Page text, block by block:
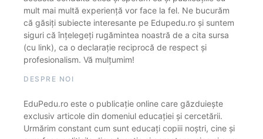
mult mai multă experiență vor face la fel. Ne bucurăm
că găsiți subiecte interesante pe Edupedu.ro și suntem
siguri că înțelegeți rugămintea noastră de a cita sursa
(cu link), ca o declarație reciprocă de respect și
profesionalism. Vă mulțumim!
DESPRE NOI
EduPedu.ro este o publicație online care găzduiește
exclusiv articole din domeniul educației și cercetării.
Urmărim constant cum sunt educați copiii noștri, cine și